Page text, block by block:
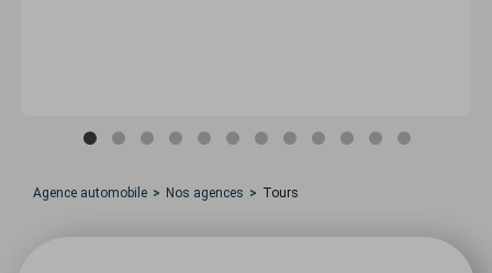
Agence automobile Nos agences Tours